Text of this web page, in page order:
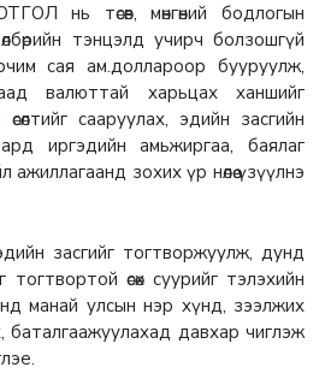
нь төсөв, мөнгөний бодлогын
тэнцэлд учирч болзошгүй
сая ам.доллароор бууруулж,
валюттай харьцах ханшийг
сааруулах, эдийн засгийн
иргэдийн амьжиргаа, баялаг
зохих үр нөлөө үзүүлнэ
засгийг тогтворжуулж, дунд
өсөх суурийг тэлэхийн
манай улсын нэр хүнд, зээлжих
баталгаажуулахад давхар чиглэж